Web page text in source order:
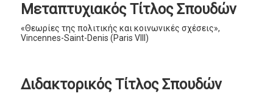
Μεταπτυχιακός Τίτλος Σπουδών
«Θεωρίες της πολιτικής και κοινωνικές σχέσεις»,
Vincennes-Saint-Denis (Paris VIII)
Διδακτορικός Τίτλος Σπουδών